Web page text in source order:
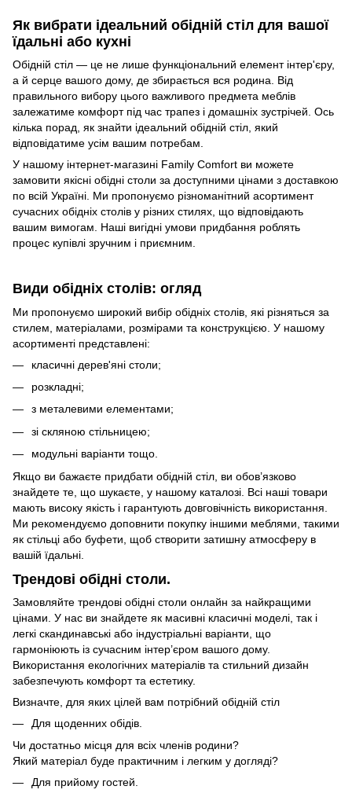
Як вибрати ідеальний обідній стіл для вашої
їдальні або кухні
Обідній стіл — це не лише функціональний елемент інтер'єру,
а й серце вашого дому, де збирається вся родина. Від
правильного вибору цього важливого предмета меблів
залежатиме комфорт під час трапез і домашніх зустрічей. Ось
кілька порад, як знайти ідеальний обідній стіл, який
відповідатиме усім вашим потребам.
У нашому інтернет-магазині Family Comfort ви можете
замовити якісні обідні столи за доступними цінами з доставкою
по всій Україні. Ми пропонуємо різноманітний асортимент
сучасних обідніх столів у різних стилях, що відповідають
вашим вимогам. Наші вигідні умови придбання роблять
процес купівлі зручним і приємним.
Види обідніх столів: огляд
Ми пропонуємо широкий вибір обідніх столів, які різняться за
стилем, матеріалами, розмірами та конструкцією. У нашому
асортименті представлені:
класичні дерев'яні столи;
розкладні;
з металевими елементами;
зі скляною стільницею;
модульні варіанти тощо.
Якщо ви бажаєте придбати обідній стіл, ви обов’язково
знайдете те, що шукаєте, у нашому каталозі. Всі наші товари
мають високу якість і гарантують довговічність використання.
Ми рекомендуємо доповнити покупку іншими меблями, такими
як стільці або буфети, щоб створити затишну атмосферу в
вашій їдальні.
Трендові обідні столи.
Замовляйте трендові обідні столи онлайн за найкращими
цінами. У нас ви знайдете як масивні класичні моделі, так і
легкі скандинавські або індустріальні варіанти, що
гармоніюють із сучасним інтер’єром вашого дому.
Використання екологічних матеріалів та стильний дизайн
забезпечують комфорт та естетику.
Визначте, для яких цілей вам потрібний обідній стіл
Для щоденних обідів.
Чи достатньо місця для всіх членів родини?
Який матеріал буде практичним і легким у догляді?
Для прийому гостей.